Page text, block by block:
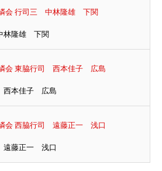
林隆雄 下関
西本佳子 広島
藤正一 浅口